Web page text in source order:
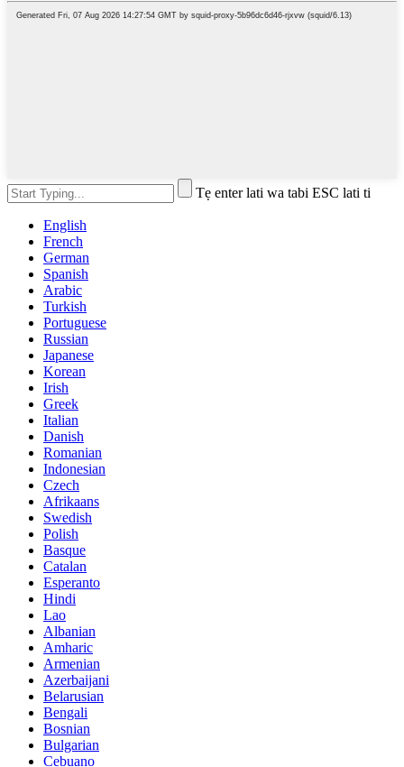
Tẹ enter lati wa tabi ESC lati ti
English
French
German
Spanish
Arabic
Turkish
Portuguese
Russian
Japanese
Korean
Irish
Greek
Italian
Danish
Romanian
Indonesian
Czech
Afrikaans
Swedish
Polish
Basque
Catalan
Esperanto
Hindi
Lao
Albanian
Amharic
Armenian
Azerbaijani
Belarusian
Bengali
Bosnian
Bulgarian
Cebuano